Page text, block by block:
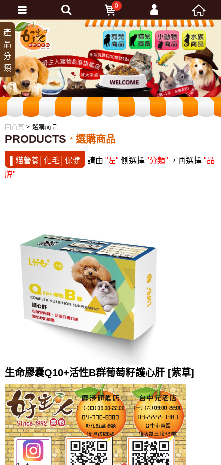
狗兒
商品
貓兒
商品
小動
物商
品
水族
商品
回首頁 > 選購商品
產
品
分
類
PRODUCTS 選購商品
▌貓營養│化毛│保健 請由 "左" 側選擇 "分類" ，再選擇 "品
牌"
生命膠囊Q10+活性B群葡萄籽護心肝 [紫草]
0
會員登入
忘記密碼
加入會員
訂單查詢